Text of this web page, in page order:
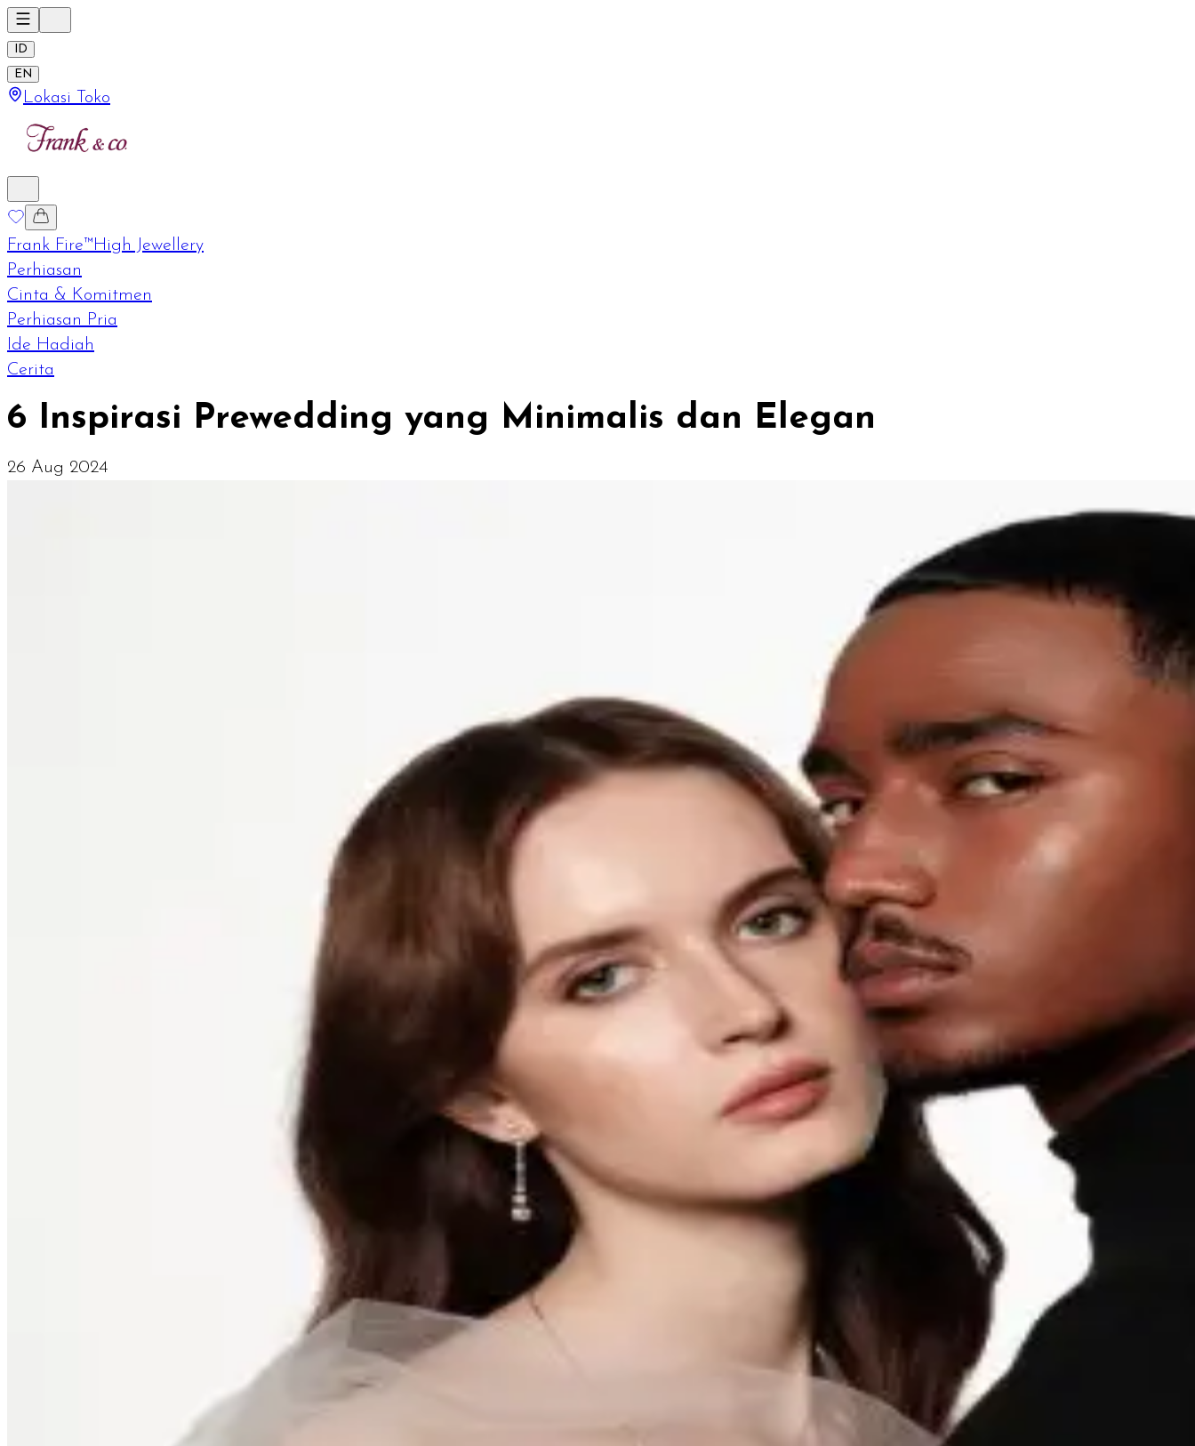
ID
EN
Lokasi Toko
Frank Fire™High Jewellery
Perhiasan
Cinta & Komitmen
Perhiasan Pria
Ide Hadiah
Cerita
6 Inspirasi Prewedding yang Minimalis dan Elegan
26 Aug 2024